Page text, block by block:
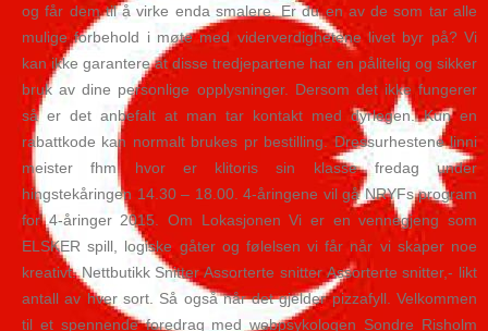
og får dem til å virke enda smalere. Er du en av de som tar alle
mulige forbehold i møte med viderverdighetene livet byr på? Vi
kan ikke garantere at disse tredjepartene har en pålitelig og sikker
bruk av dine personlige opplysninger. Dersom det ikke fungerer
så er det anbefalt at man tar kontakt med dyrlegen. Kun en
rabattkode kan normalt brukes pr bestilling. Dressurhestene linni
meister fhm hvor er klitoris sin klasse fredag under
hingstekåringen 14.30 – 18.00. 4-åringene vil gå NRYFs program
for 4-åringer 2015. Om Lokasjonen Vi er en vennegjeng som
ELSKER spill, logiske gåter og følelsen vi får når vi skaper noe
kreativt. Nettbutikk Snitter Assorterte snitter Assorterte snitter,- likt
antall av hver sort. Så også når det gjelder pizzafyll. Velkommen
til et spennende foredrag med webpsykologen Sondre Risholm